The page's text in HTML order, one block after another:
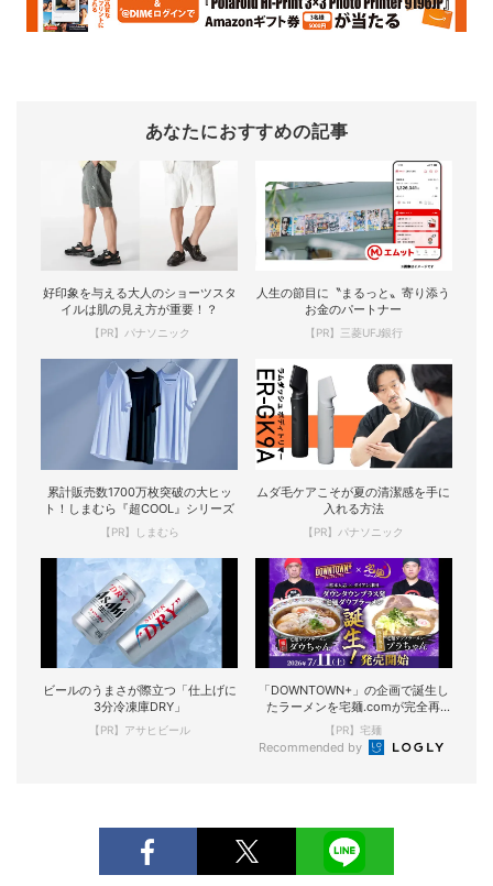
あなたにおすすめの記事
好印象を与える大人のショーツスタ
イルは肌の見え方が重要！？
【PR】パナソニック
人生の節目に〝まるっと〟寄り添う
お金のパートナー
【PR】三菱UFJ銀行
累計販売数1700万枚突破の大ヒッ
ト！しまむら『超COOL』シリーズ
【PR】しまむら
ムダ毛ケアこそが夏の清潔感を手に
入れる方法
【PR】パナソニック
ビールのうまさが際立つ「仕上げに
3分冷凍庫DRY」
【PR】アサヒビール
「DOWNTOWN+」の企画で誕生し
たラーメンを宅麺.comが完全再
現！
【PR】宅麺
Recommended by